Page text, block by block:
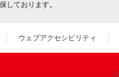
しております。
ウェブアクセシビリティ